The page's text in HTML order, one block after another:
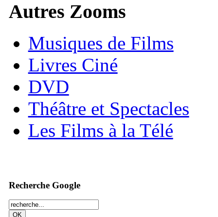
Autres Zooms
Musiques de Films
Livres Ciné
DVD
Théâtre et Spectacles
Les Films à la Télé
Recherche Google